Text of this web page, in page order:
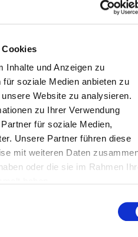
Cookies
Inhalte und Anzeigen zu
soziale Medien anbieten zu
Website zu analysieren.
zu Ihrer Verwendung
für soziale Medien,
Unsere Partner führen diese
mit weiteren Daten
oder die sie im Rahmen
Sandra Mantz
Unternehmerin, Dialog Trainerin
und Autorin.